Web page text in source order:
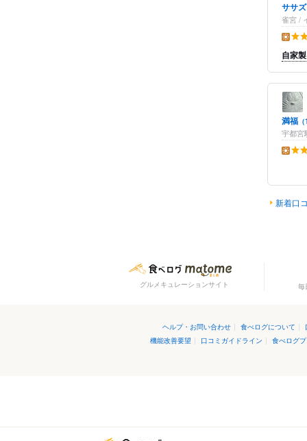
ササ
雀宮 /
昼の
自家
満福
宇都宮
昼の
新着口
グルメキュレーションサイト 毎
ヘルプ・お問い合わせ | 食べログについて |
機能改善要望 | 口コミガイドライン | 食べログ